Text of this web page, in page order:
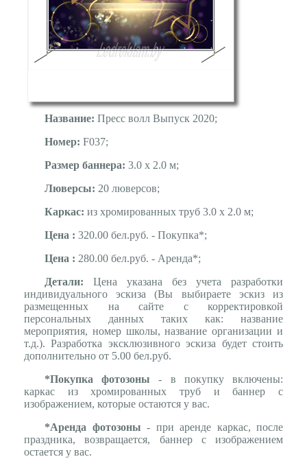
Название: Пресс волл Выпуск 2020;
Номер: F037;
Размер баннера: 3.0 х 2.0 м;
Люверсы: 20 люверсов;
Каркас: из хромированных труб 3.0 х 2.0 м;
Цена : 320.00 бел.руб. - Покупка*;
Цена : 280.00 бел.руб. - Аренда*;
Детали: Цена указана без учета разработки
индивидуального эскиза (Вы выбираете эскиз из
размещенных на сайте с корректировкой
персональных данных таких как: название
мероприятия, номер школы, название организации и
т.д.). Разработка эксклюзивного эскиза будет стоить
дополнительно от 5.00 бел.руб.
*Покупка фотозоны- в покупку включены:
каркас из хромированных труб и баннер с
изображением, которые остаются у вас.
*Аренда фотозоны - при аренде каркас, после
праздника, возвращается, баннер с изображением
остается у вас.